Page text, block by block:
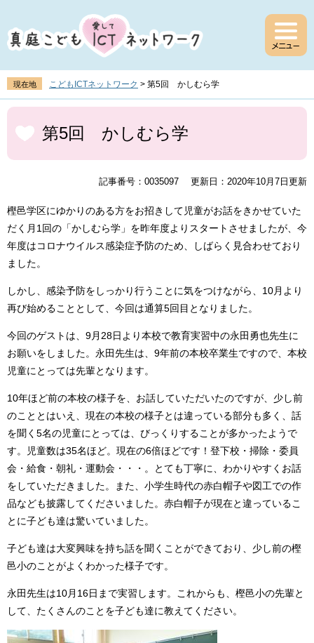
ジ
の
頭
す
ュ
ー
飛
し
文
現在地 こどもICTネットワーク > 第5回 かしむら学
本
文
第5回 かしむら学
記事番号：0035097 更新日：2020年10月7日更新
樫邑学区にゆかりのある方をお招きして児童がお話をきかせていた
だく月1回の「かしむら学」を昨年度よりスタートさせましたが、今
年度はコロナウイルス感染症予防のため、しばらく見合わせており
ました。
しかし、感染予防をしっかり行うことに気をつけながら、10月より
再び始めることとして、今回は通算5回目となりました。
今回のゲストは、9月28日より本校で教育実習中の永田勇也先生に
お願いをしました。永田先生は、9年前の本校卒業生ですので、本校
児童にとっては先輩となります。
10年ほど前の本校の様子を、お話していただいたのですが、少し前
のこととはいえ、現在の本校の様子とは違っている部分も多く、話
を聞く5名の児童にとっては、びっくりすることが多かったようで
す。児童数は35名ほど。現在の6倍ほどです！登下校・掃除・委員
会・給食・朝礼・運動会・・・。とても丁寧に、わかりやすくお話
をしていただきました。また、小学生時代の赤白帽子や図工での作
品なども披露してくださいました。赤白帽子が現在と違っているこ
とに子ども達は驚いていました。
子ども達は大変興味を持ち話を聞くことができており、少し前の樫
邑小のことがよくわかった様子です。
永田先生は10月16日まで実習します。これからも、樫邑小の先輩と
して、たくさんのことを子ども達に教えてください。